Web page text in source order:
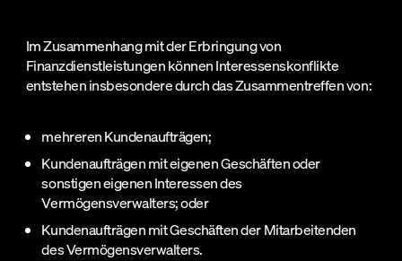
Im Zusammenhang mit der Erbringung von
Finanzdienstleistungen können Interessenskonflikte
entstehen insbesondere durch das Zusammentreffen von:
mehreren Kundenaufträgen;
Kundenaufträgen mit eigenen Geschäften oder
sonstigen eigenen Interessen des
Vermögensverwalters; oder
Kundenaufträgen mit Geschäften der Mitarbeitenden
des Vermögensverwalters.